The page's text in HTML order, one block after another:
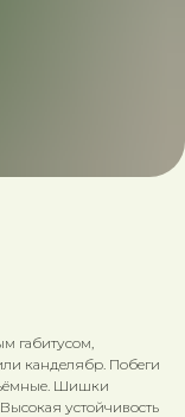
габитусом,
канделябр. Побеги
Шишки
устойчивость